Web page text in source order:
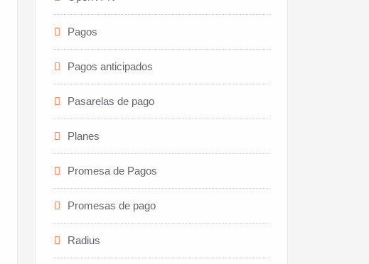
Pagos
Pagos anticipados
Pasarelas de pago
Planes
Promesa de Pagos
Promesas de pago
Radius